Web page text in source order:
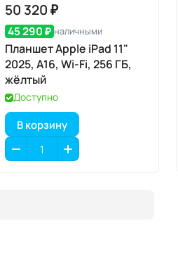
50 320 ₽
45 290 ₽ наличными
Планшет Apple iPad 11"
2025, A16, Wi-Fi, 256 ГБ,
жёлтый
Доступно
В корзину